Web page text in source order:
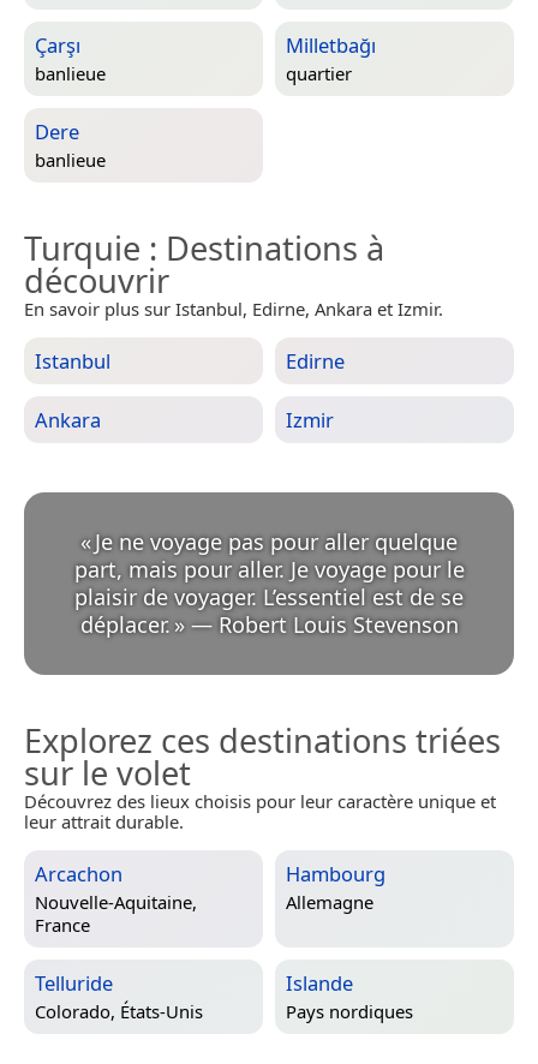
Çarşı
banlieue
Milletbağı
quartier
Dere
banlieue
Turquie : Destinations à
découvrir
En savoir plus sur Istanbul, Edirne, Ankara et Izmir.
Istanbul Edirne
Ankara Izmir
«Je ne voyage pas pour aller quelque
part, mais pour aller. Je voyage pour le
plaisir de voyager. L’essentiel est de se
déplacer. » — Robert Louis Stevenson
Explorez ces destinations triées
sur le volet
Découvrez des lieux choisis pour leur caractère unique et
leur attrait durable.
Arcachon
Nouvelle-Aquitaine,
France
Hambourg
Allemagne
Telluride
Colorado, États-Unis
Islande
Pays nordiques